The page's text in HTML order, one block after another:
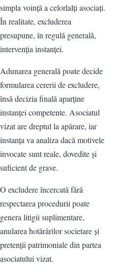
simpla voință a celorlalți asociați.
În realitate, excluderea
presupune, în regulă generală,
intervenția instanței.
Adunarea generală poate decide
formularea cererii de excludere,
însă decizia finală aparține
instanței competente. Asociatul
vizat are dreptul la apărare, iar
instanța va analiza dacă motivele
invocate sunt reale, dovedite și
suficient de grave.
O excludere încercată fără
respectarea procedurii poate
genera litigii suplimentare,
anularea hotărârilor societare și
pretenții patrimoniale din partea
asociatului vizat.